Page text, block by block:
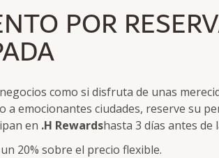
el precio Flex
días antes de la llegada
POR
como si disfruta de unas
a emocionantes ciudades, reserve su
en .H Rewardshasta 3 días antes de
20% sobre el precio flexible.